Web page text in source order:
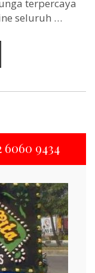
9434
terpercaya
seluruh …
6060 9434